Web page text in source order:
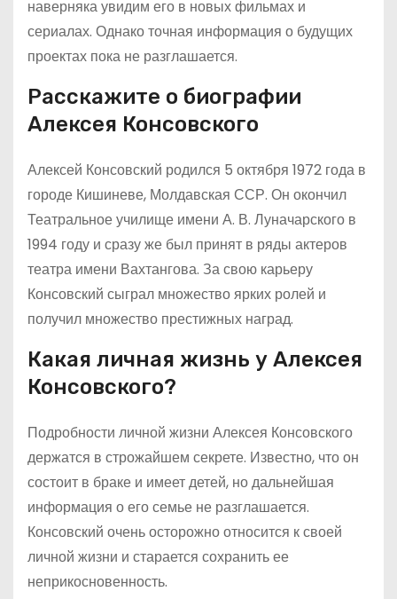
наверняка увидим его в новых фильмах и
сериалах. Однако точная информация о будущих
проектах пока не разглашается.
Расскажите о биографии
Алексея Консовского
Алексей Консовский родился 5 октября 1972 года в
городе Кишиневе, Молдавская ССР. Он окончил
Театральное училище имени А. В. Луначарского в
1994 году и сразу же был принят в ряды актеров
театра имени Вахтангова. За свою карьеру
Консовский сыграл множество ярких ролей и
получил множество престижных наград.
Какая личная жизнь у Алексея
Консовского?
Подробности личной жизни Алексея Консовского
держатся в строжайшем секрете. Известно, что он
состоит в браке и имеет детей, но дальнейшая
информация о его семье не разглашается.
Консовский очень осторожно относится к своей
личной жизни и старается сохранить ее
неприкосновенность.